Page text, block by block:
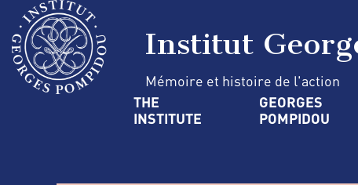
Skip
main
content
Institut
Mémoire et histoire de l'action
Navigation
principale
THE
INSTITUTE
GEORGES
POMPIDOU
Cookies management panel